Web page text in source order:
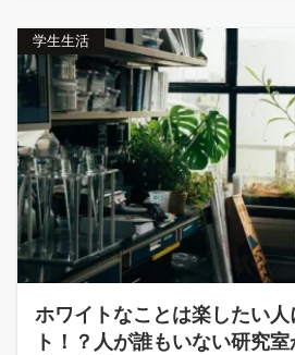
学生生活
ホワイトなことは楽したい人
ト！？人が誰もいない研究